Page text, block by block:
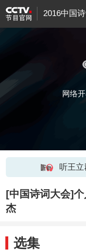
2016中国
网络
听王
[中国诗词大会]
杰
选集